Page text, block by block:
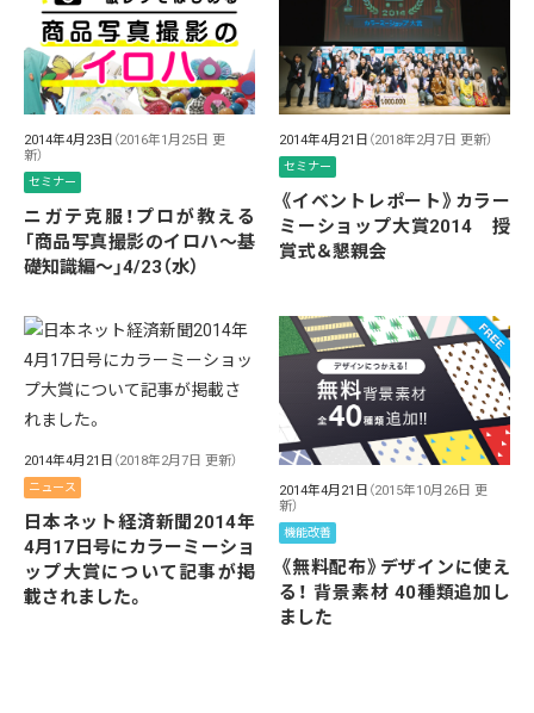
2014年4月23日 （2016年1月25日 更
新）
セミナー
ニガテ克服！プロが教える
「商品写真撮影のイロハ〜基
礎知識編〜」4/23（水）
2014年4月21日 （2018年2月7日 更新）
セミナー
《イベントレポート》カラー
ミーショップ大賞2014 授
賞式＆懇親会
2014年4月21日 （2018年2月7日 更新）
ニュース
日本ネット経済新聞2014年
4月17日号にカラーミーショ
ップ大賞について記事が掲
載されました。
2014年4月21日 （2015年10月26日 更
新）
機能改善
《無料配布》デザインに使え
る！ 背景素材 40種類追加し
ました